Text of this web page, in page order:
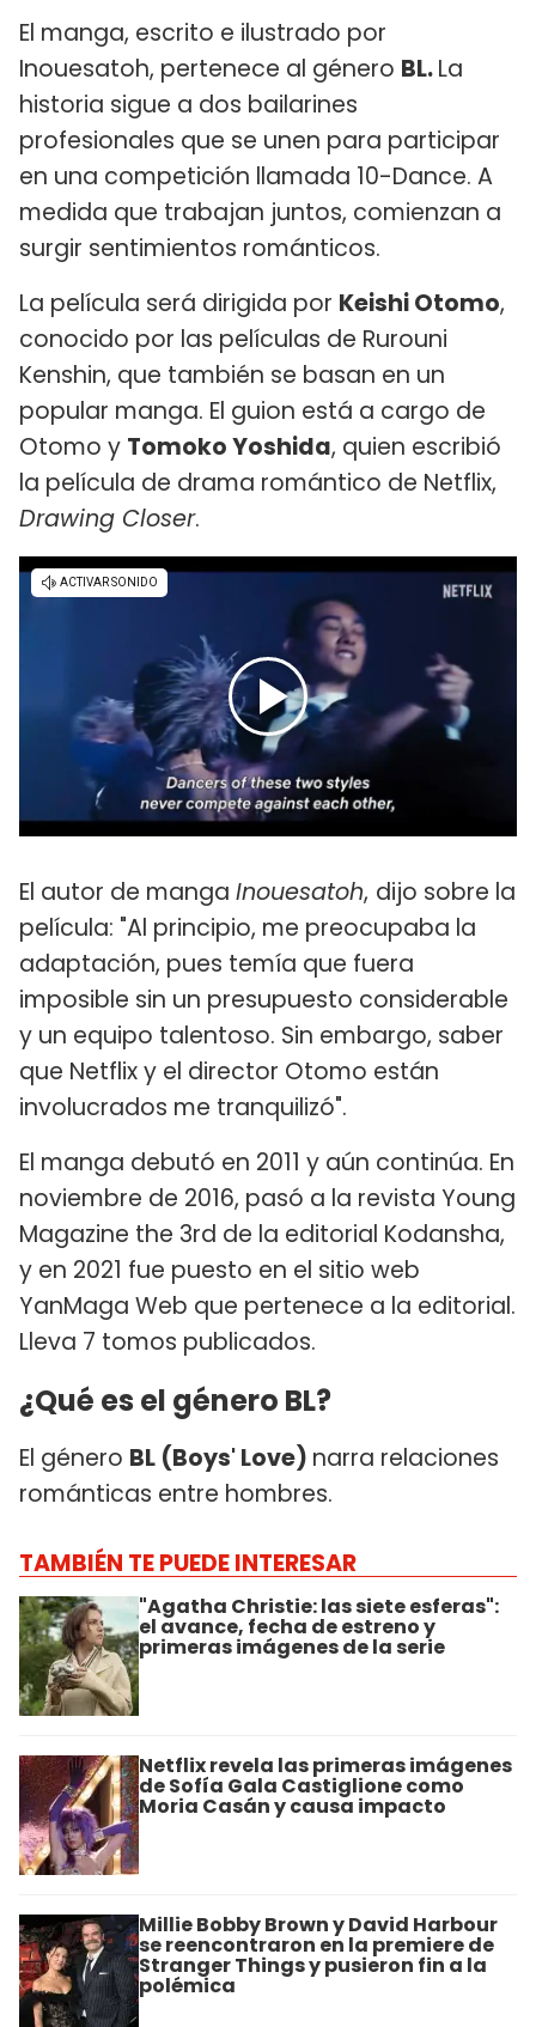
El manga, escrito e ilustrado por
Inouesatoh, pertenece al género BL.La
historia sigue a dos bailarines
profesionales que se unen para participar
en una competición llamada 10-Dance. A
medida que trabajan juntos, comienzan a
surgir sentimientos románticos.
La película será dirigida por Keishi Otomo,
conocido por las películas de Rurouni
Kenshin, que también se basan en un
popular manga. El guion está a cargo de
Otomo y Tomoko Yoshida, quien escribió
la película de drama romántico de Netflix,
Drawing Closer.
El autor de manga Inouesatoh, dijo sobre la
película: "Al principio, me preocupaba la
adaptación, pues temía que fuera
imposible sin un presupuesto considerable
y un equipo talentoso. Sin embargo, saber
que Netflix y el director Otomo están
involucrados me tranquilizó".
El manga debutó en 2011 y aún continúa. En
noviembre de 2016, pasó a la revista Young
Magazine the 3rd de la editorial Kodansha,
y en 2021 fue puesto en el sitio web
YanMaga Web que pertenece a la editorial.
Lleva 7 tomos publicados.
¿Qué es el género BL?
El género BL (Boys' Love) narra relaciones
románticas entre hombres.
TAMBIÉN TE PUEDE INTERESAR
"Agatha Christie: las siete esferas":
el avance, fecha de estreno y
primeras imágenes de la serie
Netflix revela las primeras imágenes
de Sofía Gala Castiglione como
Moria Casán y causa impacto
Millie Bobby Brown y David Harbour
se reencontraron en la premiere de
Stranger Things y pusieron fin a la
polémica